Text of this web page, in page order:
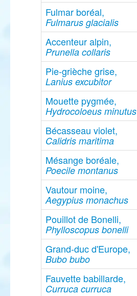
Fulmar boréal,
Fulmarus glacialis
Accenteur alpin,
Prunella collaris
Pie-grièche grise,
Lanius excubitor
Mouette pygmée,
Hydrocoloeus minutus
Bécasseau violet,
Calidris maritima
Mésange boréale,
Poecile montanus
Vautour moine,
Aegypius monachus
Pouillot de Bonelli,
Phylloscopus bonelli
Grand-duc d'Europe,
Bubo bubo
Fauvette babillarde,
Curruca curruca